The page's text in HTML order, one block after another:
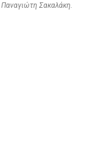
Παναγιώτη Σακαλάκη